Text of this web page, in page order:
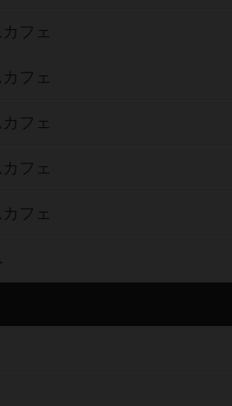
フェ
フェ
フェ
フェ
フェ